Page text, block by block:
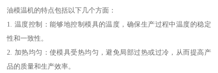
油模温机的特点包括以下几个方面：
1. 温度控制：能够地控制模具的温度，确保生产过程中温度的稳定
性和一致性。
2. 加热均匀：使模具受热均匀，避免局部过热或过冷，从而提高产
品的质量和生产效率。